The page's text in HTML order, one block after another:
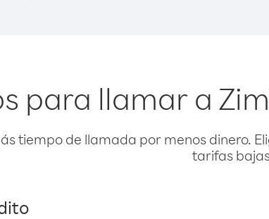
para llamar a
tiempo de llamada por menos dinero.
tarifas